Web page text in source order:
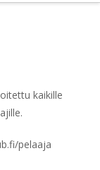
kaikille
pelaaja